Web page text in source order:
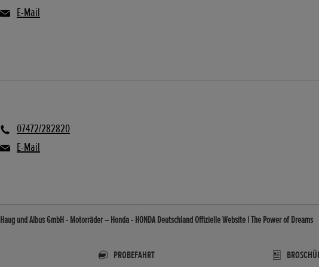
E-Mail
07472/282820
E-Mail
Haug und Albus GmbH - Motorräder – Honda - HONDA Deutschland Offizielle Website | The Power of Dreams
PROBEFAHRT